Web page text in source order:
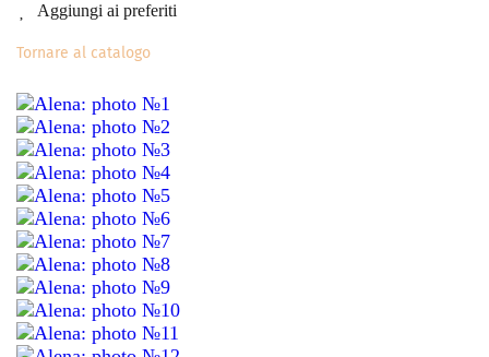
Aggiungi ai preferiti
Tornare al catalogo